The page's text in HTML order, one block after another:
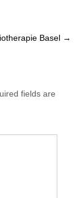
Basel →
fields are